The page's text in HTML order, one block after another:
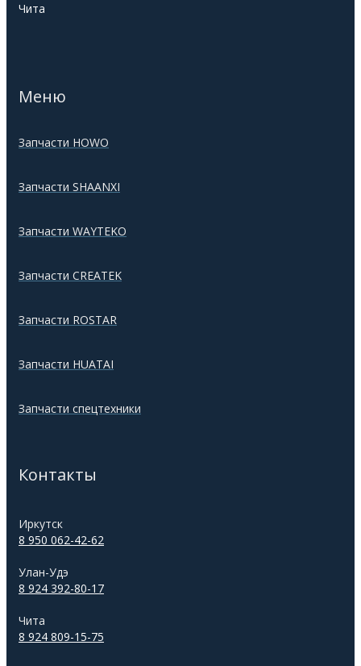
Чита
Меню
Запчасти HOWO
Запчасти SHAANXI
Запчасти WAYTEKO
Запчасти CREATEK
Запчасти ROSTAR
Запчасти HUATAI
Запчасти спецтехники
Контакты
Иркутск
8 950 062-42-62
Улан-Удэ
8 924 392-80-17
Чита
8 924 809-15-75